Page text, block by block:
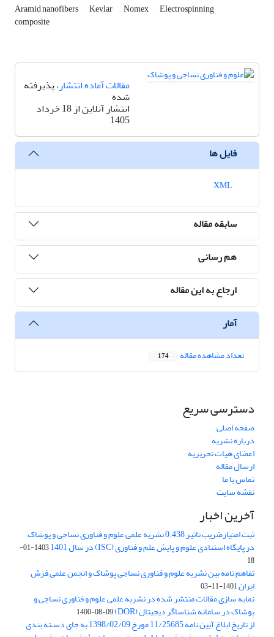
Aramid nanofibers Kevlar Nomex Electrospinning
composite
مقالات آماده انتشار، پذیرفته
شده
انتشار آنلاین از 18 خرداد
1405
فایل ها
سابقه مقاله
هم رسانی
ارجاع به این مقاله
آمار
تعداد مشاهده مقاله 174
دسترسی سریع
صفحه اصلی
درباره نشریه
اعضای هیات تحریریه
ارسال مقاله
تماس با ما
نقشه سایت
آخرین اخبار
ثبت امتیازضریب تاثیر 0.438 نشریه علمی علوم و فناوری نساجی و پوشاک
در پایگاه استنادی علوم و پایش علم و فناوری (ISC) در سال 1401
1403-01-
18
تفاهم نامه بین نشریه علوم و فناوری نساجی پوشاک و انجمن علمی فرش
ایران1401-11-03
نمایه سازی مقالات منتشر شده در نشریه علمی علوم و فناوری نساجی و
پوشاک در سامانه شناساگر دیجیتال (DOR) 1400-08-09
از تاریخ ابلاغ آیین نامه 11/25685 مورخ 1398/02/09 به جای دسـته بندی